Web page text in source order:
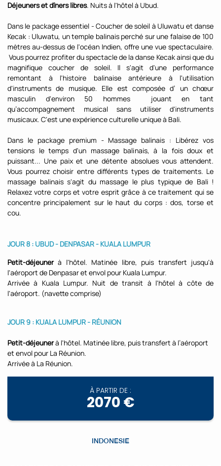
Déjeuners et dîners libres. Nuits à l'hôtel à Ubud.
Dans le package essentiel - Coucher de soleil à Uluwatu et danse
Kecak : Uluwatu, un temple balinais perché sur une falaise de 100
mètres au-dessus de l'océan Indien, offre une vue spectaculaire.
Vous pourrez profiter du spectacle de la danse Kecak ainsi que du
magnifique coucher de soleil. Il s'agit d'une performance
remontant à l'histoire balinaise antérieure à l'utilisation
d'instruments de musique. Elle est composée d’ un chœur
masculin d'environ 50 hommes jouant en tant
qu’accompagnement musical sans utiliser d'instruments
musicaux. C'est une expérience culturelle unique à Bali.
Dans le package premium - Massage balinais : Libérez vos
tensions le temps d'un massage balinais, à la fois doux et
puissant... Une paix et une détente absolues vous attendent.
Vous pourrez choisir entre différents types de traitements. Le
massage balinais s'agit du massage le plus typique de Bali !
Relaxez votre corps et votre esprit grâce à ce traitement qui se
concentre principalement sur le haut du corps : dos, torse et
cou.
JOUR 8 : UBUD - DENPASAR - KUALA LUMPUR
Petit-déjeunerà l'hôtel. Matinée libre, puis transfert jusqu'à
l'aéroport de Denpasar et envol pour Kuala Lumpur.
Arrivée à Kuala Lumpur. Nuit de transit à l'hôtel à côte de
l'aéroport. (navette comprise)
JOUR 9 : KUALA LUMPUR - RÉUNION
Petit-déjeunerà l'hôtel. Matinée libre, puis transfert à l’aéroport
et envol pour La Réunion.
Arrivée à La Réunion.
À PARTIR DE :
2070 €
INDONESIE